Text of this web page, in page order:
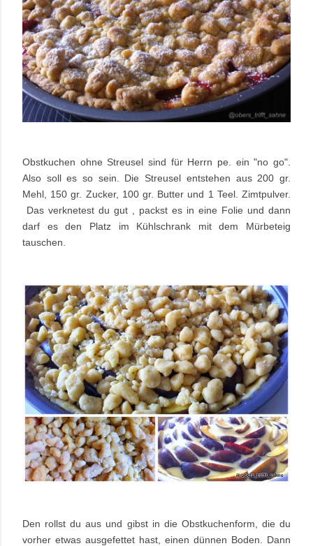
Obstkuchen ohne Streusel sind für Herrn pe. ein "no go".
Also soll es so sein. Die Streusel entstehen aus 200 gr.
Mehl, 150 gr. Zucker, 100 gr. Butter und 1 Teel. Zimtpulver.
Das verknetest du gut , packst es in eine Folie und dann
darf es den Platz im Kühlschrank mit dem Mürbeteig
tauschen.
Den rollst du aus und gibst in die Obstkuchenform, die du
vorher etwas ausgefettet hast, einen dünnen Boden. Dann